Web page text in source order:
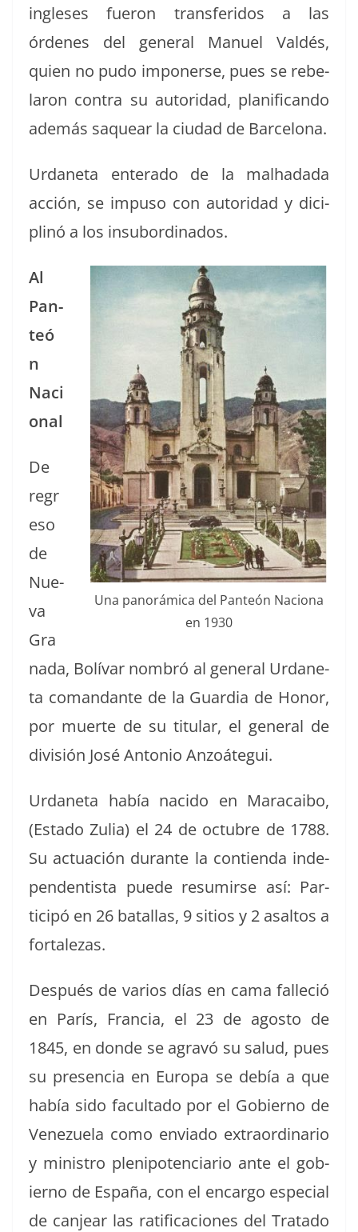
ingle­ses fueron trans­feri­dos a las
órdenes del gen­er­al Manuel Valdés,
quien no pudo impon­erse, pues se rebe­
laron con­tra su autori­dad, plan­i­f­i­can­do
además saque­ar la ciu­dad de Barcelona.
Urdane­ta enter­a­do de la mal­hada­da
acción, se impu­so con autori­dad y dici­
plinó a los insubordinados.
Una panorámi­ca del Pan­teón Naciona
en 1930
Al
Pan­
teó
n
Naci
onal
De
regr
e­so
de
Nue­
va
Gra
na­da, Bolí­var nom­bró al gen­er­al Urdane­
ta coman­dante de la Guardia de Hon­or,
por muerte de su tit­u­lar, el gen­er­al de
división José Anto­nio Anzoátegui.
Urdane­ta había naci­do en Mara­cai­bo,
(Esta­do Zulia) el 24 de octubre de 1788.
Su actuación durante la con­tien­da inde­
pen­den­tista puede resumirse así: Par­
ticipó en 26 batal­las, 9 sitios y 2 asaltos a
fortalezas.
Después de var­ios días en cama fal­l­e­ció
en París, Fran­cia, el 23 de agos­to de
1845, en donde se agravó su salud, pues
su pres­en­cia en Europa se debía a que
había sido fac­ul­ta­do por el Gob­ier­no de
Venezuela como envi­a­do extra­or­di­nario
y min­istro plenipo­ten­cia­rio ante el gob­
ier­no de España, con el encar­go espe­cial
de can­jear las rat­i­fi­ca­ciones del Trata­do